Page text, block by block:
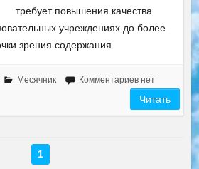
требует повышения качества
учреждениях до более
зрения содержания.
Месячник Комментариев нет
Читать
1